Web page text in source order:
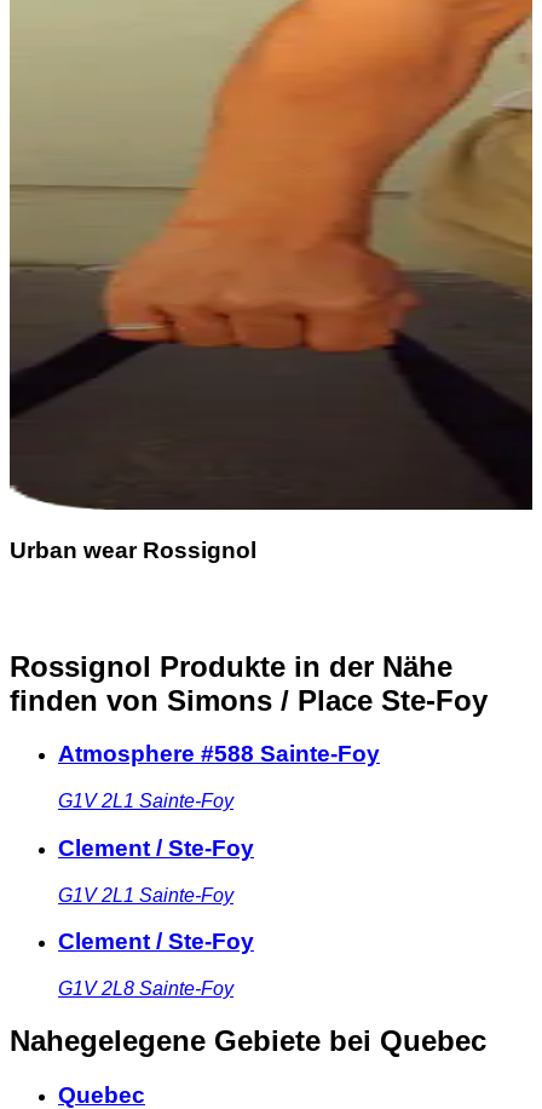
Urban wear Rossignol
Rossignol Produkte in der Nähe
finden von Simons / Place Ste-Foy
Atmosphere #588 Sainte-Foy
G1V 2L1 Sainte-Foy
Clement / Ste-Foy
G1V 2L1 Sainte-Foy
Clement / Ste-Foy
G1V 2L8 Sainte-Foy
Nahegelegene Gebiete bei Quebec
Quebec